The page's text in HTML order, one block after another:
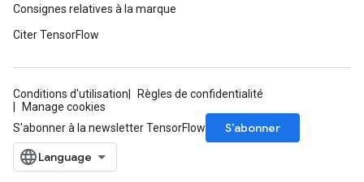
Consignes relatives à la marque
Citer TensorFlow
Conditions d'utilisation
Règles de confidentialité
Manage cookies
S'abonner à la newsletter TensorFlow
S’abonner